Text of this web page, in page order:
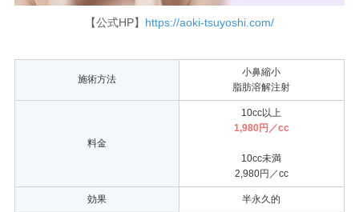
【公式HP】 https://aoki-tsuyoshi.com/
施術方法
小鼻縮小
脂肪溶解注射
料金
10cc以上
1,980円／cc
10cc未満
2,980円／cc
効果 半永久的